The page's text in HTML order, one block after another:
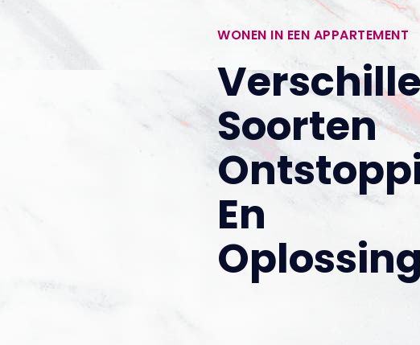
WONEN IN EEN APPARTEMENT
Soorten
En